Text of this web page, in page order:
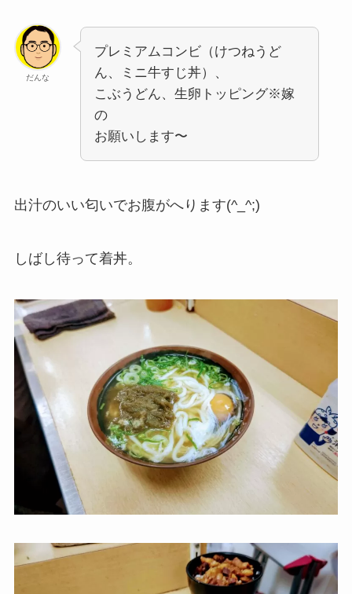
だんな
プレミアムコンビ（けつねうど
ん、ミニ牛すじ丼）、
こぶうどん、生卵トッピング※嫁
の
お願いします〜
出汁のいい匂いでお腹がへります(^_^;)
しばし待って着丼。